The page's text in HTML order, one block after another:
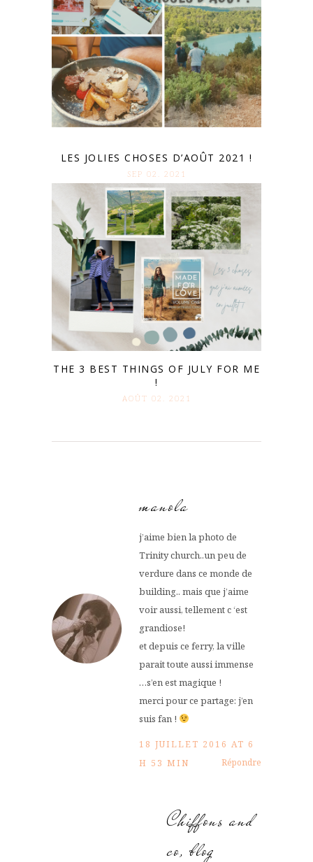
LES JOLIES CHOSES D’AOÛT 2021 !
SEP 02. 2021
THE 3 BEST THINGS OF JULY FOR ME
!
AOÛT 02. 2021
manola
j’aime bien la photo de
Trinity church..un peu de
verdure dans ce monde de
building.. mais que j’aime
voir aussi, tellement c ‘est
grandiose!
et depuis ce ferry, la ville
parait toute aussi immense
…s’en est magique !
merci pour ce partage: j’en
suis fan !
18 JUILLET 2016 AT 6
H 53 MIN
Répondre
Chiffons and
co, blog